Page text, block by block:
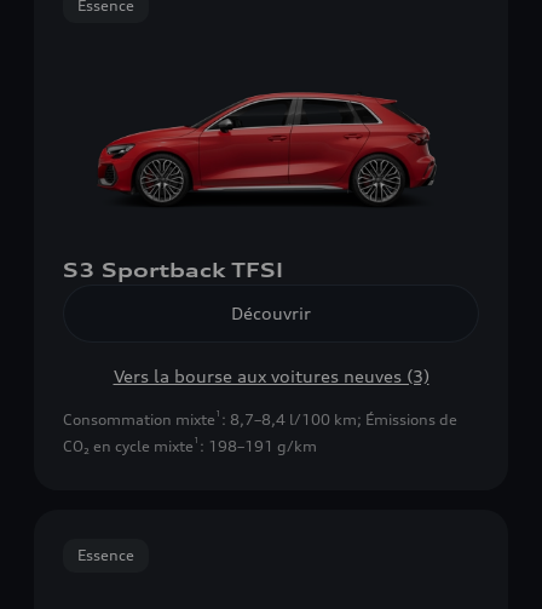
Essence
S3 Sportback TFSI
Découvrir
Vers la bourse aux voitures neuves (3)
Consommation mixte 1 : 8,7–8,4 l/100 km; Émissions de
CO₂ en cycle mixte 1 : 198–191 g/km
Essence